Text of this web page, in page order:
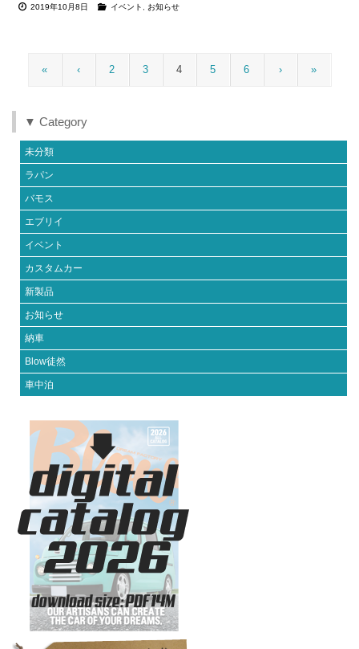
c
b
o
k
er
st
tt
m
r
e
2019年10月8日 イベント お知らせ
« ‹ 2 3 4 5 6 › »
▼ Category
未分類
ラパン
バモス
エブリイ
イベント
カスタムカー
新製品
お知らせ
納車
Blow徒然
車中泊